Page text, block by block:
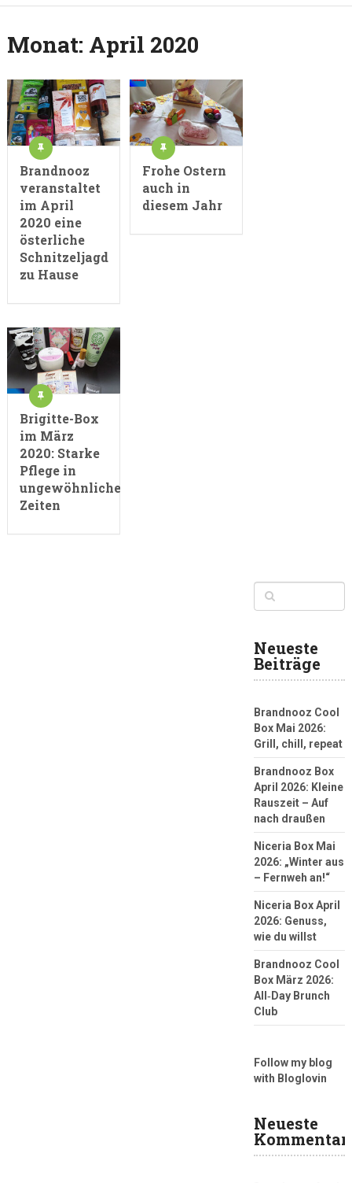
Monat: April 2020
Brandnooz
veranstaltet
im April
2020 eine
österliche
Schnitzeljagd
zu Hause
Frohe Ostern
auch in
diesem Jahr
Brigitte-Box
im März
2020: Starke
Pflege in
ungewöhnlichen
Zeiten
Neueste
Beiträge
Brandnooz Cool
Box Mai 2026:
Grill, chill, repeat
Brandnooz Box
April 2026: Kleine
Rauszeit – Auf
nach draußen
Niceria Box Mai
2026: „Winter aus
– Fernweh an!“
Niceria Box April
2026: Genuss,
wie du willst
Brandnooz Cool
Box März 2026:
All‑Day Brunch
Club
Follow my blog
with Bloglovin
Neueste